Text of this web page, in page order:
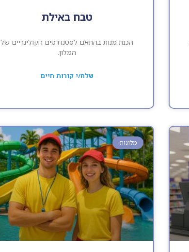
טבח באילת
הכנת מנות בהתאם לסטנדרטים הקולינריים של
המלון.
שלח/י קורות חיים
מלונות